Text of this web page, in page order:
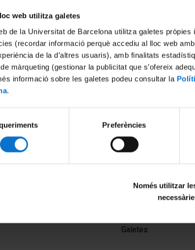
web utilitza galetes
de la Universitat de Barcelona utilitza galetes
(recordar informació perquè accediu al lloc web
de la d’altres usuaris), amb finalitats
màrqueting (gestionar la publicitat que s’ofereix
informació sobre les galetes podeu consultar la
.
Preferències
Només utilitzar
i
Galetes